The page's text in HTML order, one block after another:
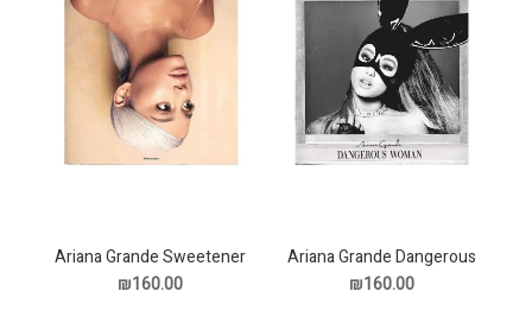
Ariana Grande Dangerous
Woman תקליט
₪160.00
Ariana Grande Sweetener
תקליט
₪160.00